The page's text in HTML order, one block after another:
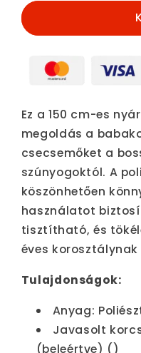
Ez a 150 cm-es
megoldás a
csecsemőket a
szúnyogoktól. A
köszönhetően
használatot
tisztítható, és
éves korosztálynak
Tulajdonságok:
Anyag:
Javasolt
(beleértve) ()